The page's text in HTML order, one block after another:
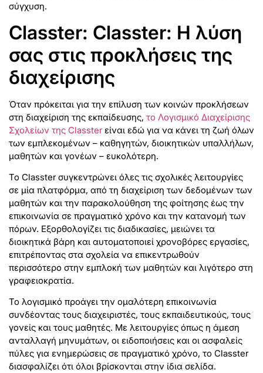
σύγχυση.
Classter: Classter: Η λύση
σας στις προκλήσεις της
διαχείρισης
Όταν πρόκειται για την επίλυση των κοινών προκλήσεων
στη διαχείριση της εκπαίδευσης, το Λογισμικό Διαχείρισης
Σχολείων της Classterείναι εδώ για να κάνει τη ζωή όλων
των εμπλεκομένων – καθηγητών, διοικητικών υπαλλήλων,
μαθητών και γονέων – ευκολότερη.
Το Classter συγκεντρώνει όλες τις σχολικές λειτουργίες
σε μία πλατφόρμα, από τη διαχείριση των δεδομένων των
μαθητών και την παρακολούθηση της φοίτησης έως την
επικοινωνία σε πραγματικό χρόνο και την κατανομή των
πόρων. Εξορθολογίζει τις διαδικασίες, μειώνει τα
διοικητικά βάρη και αυτοματοποιεί χρονοβόρες εργασίες,
επιτρέποντας στα σχολεία να επικεντρωθούν
περισσότερο στην εμπλοκή των μαθητών και λιγότερο στη
γραφειοκρατία.
Το λογισμικό προάγει την ομαλότερη επικοινωνία
συνδέοντας τους διαχειριστές, τους εκπαιδευτικούς, τους
γονείς και τους μαθητές. Με λειτουργίες όπως η άμεση
ανταλλαγή μηνυμάτων, οι ειδοποιήσεις και οι ασφαλείς
πύλες για ενημερώσεις σε πραγματικό χρόνο, το Classter
διασφαλίζει ότι όλοι βρίσκονται στην ίδια σελίδα.